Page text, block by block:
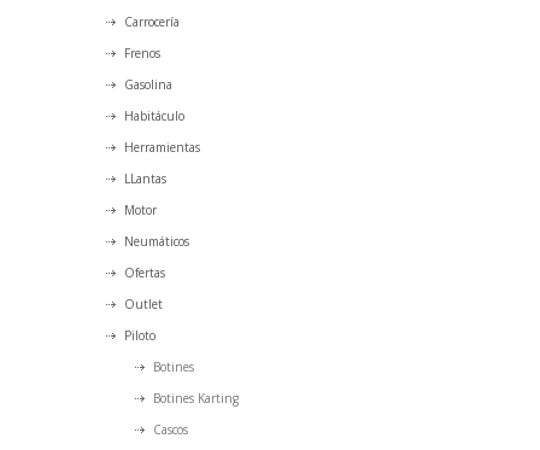
Carrocería
Frenos
Gasolina
Habitáculo
Herramientas
LLantas
Motor
Neumáticos
Ofertas
Outlet
Piloto
Botines
Botines Karting
Cascos